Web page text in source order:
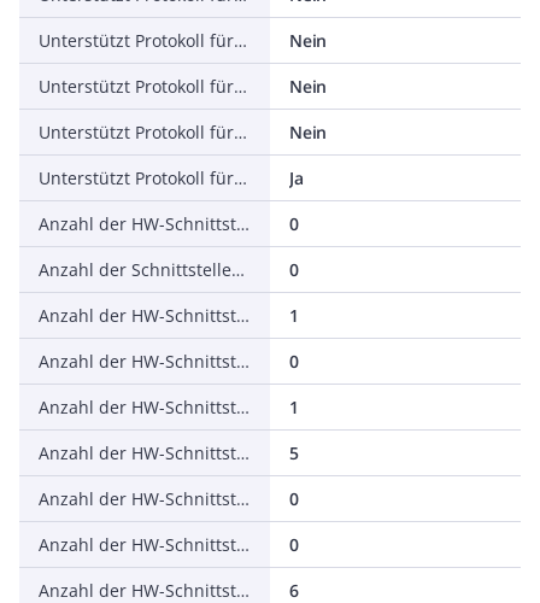
Unterstützt Protokoll für INTERBUS-Safety
Nein
Unterstützt Protokoll für PROFIsafe
Nein
Unterstützt Protokoll für SafetyBUS p
Nein
Unterstützt Protokoll für sonstige Bussysteme
Ja
Anzahl der HW-Schnittstellen Industrial Ethernet
0
Anzahl der Schnittstellen PROFINET
0
Anzahl der HW-Schnittstellen seriell RS-232
1
Anzahl der HW-Schnittstellen seriell RS-422
0
Anzahl der HW-Schnittstellen seriell RS-485
1
Anzahl der HW-Schnittstellen seriell TTY
5
Anzahl der HW-Schnittstellen USB
0
Anzahl der HW-Schnittstellen parallel
0
Anzahl der HW-Schnittstellen sonstige
6